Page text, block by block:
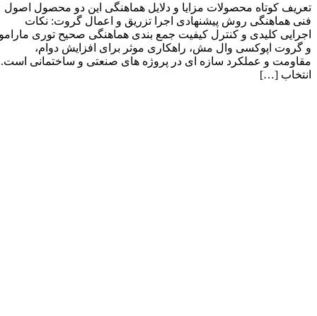
تعریف کوتاه محصولات مزایا و دلایل هماهنگی این دو محصول اصول
فنی هماهنگی روش پیشنهادی اجرا تزریق و اعمال گروت: نکات
اجرایی کلیدی و کنترل کیفیت جمع بندی هماهنگی صحیح توری مارامو
و گروت اپوکسی وال‌ مش، راهکاری موثر برای افزایش دوام،
مقاومت و عملکرد سازه‌ ای در پروژه‌ های صنعتی و ساختمانی است.
انتخاب […]